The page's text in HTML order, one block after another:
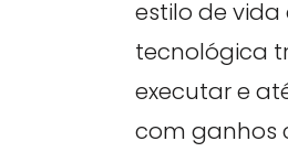
estilo de
tecnológica
executar e
com ganhos